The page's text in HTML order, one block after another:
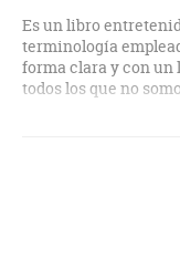
Es un libro
terminología
forma clara y con un
todos los que no
Mantiene el interés